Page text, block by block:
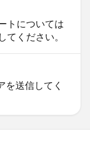
トについては
ください。
送信してく